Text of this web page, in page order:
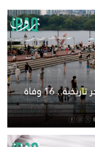
كوريا الجنوبية تواجه موجة حر تاريخية.. 16 وفاة